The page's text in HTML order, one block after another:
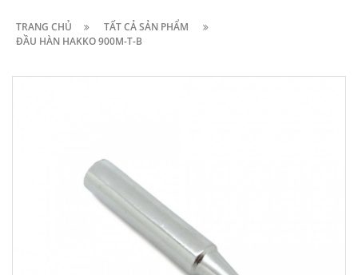
TRANG CHỦ
TẤT CẢ SẢN PHẨM
ĐẦU HÀN HAKKO 900M-T-B